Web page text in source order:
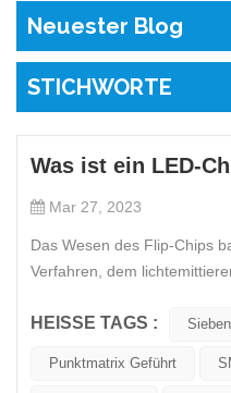
Neuester Blog
STICHWORTE
Was ist ein LED-
Mar 27, 2023
Das Wesen des Flip-Chips
Verfahren, dem
ausgelegt. Zu diesem
HEISSE TAGS :
Punktmatrix Geführt